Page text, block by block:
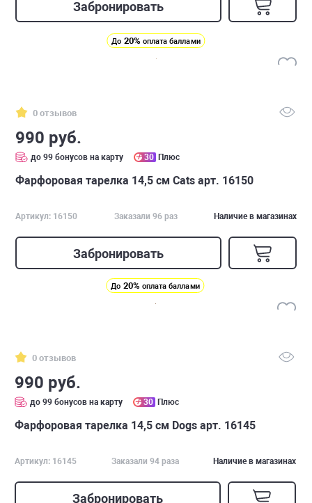
Забронировать
До 20% оплата баллами
0 отзывов
990 руб.
до 99 бонусов на карту 30 Плюс
Фарфоровая тарелка 14,5 см Cats арт. 16150
Артикул: 16150 Заказали 96 раз Наличие в магазинах
Забронировать
До 20% оплата баллами
0 отзывов
990 руб.
до 99 бонусов на карту 30 Плюс
Фарфоровая тарелка 14,5 см Dogs арт. 16145
Артикул: 16145 Заказали 94 раза Наличие в магазинах
Забронировать